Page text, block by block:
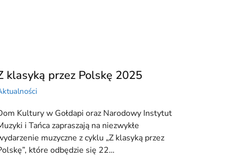
klasyką przez Polskę 2025
Kultury w Gołdapi oraz Narodowy Instytut
i Tańca zapraszają na niezwykłe
muzyczne z cyklu „Z klasyką przez
które odbędzie się 22…